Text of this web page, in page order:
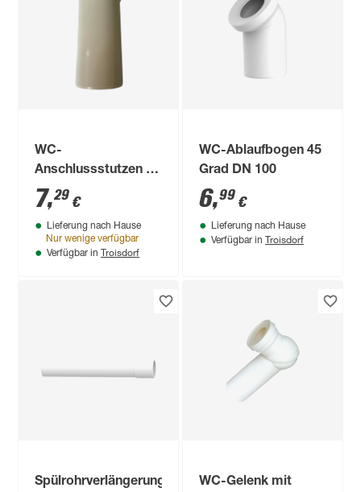
WC-
Anschlussstutzen Ø
110 mm
7,29 €
Lieferung nach Hause
Nur wenige verfügbar
Verfügbar in Troisdorf
WC-Ablaufbogen 45
Grad DN 100
6,99 €
Lieferung nach Hause
Verfügbar in Troisdorf
Spülrohrverlängerung
WC-Gelenk mit